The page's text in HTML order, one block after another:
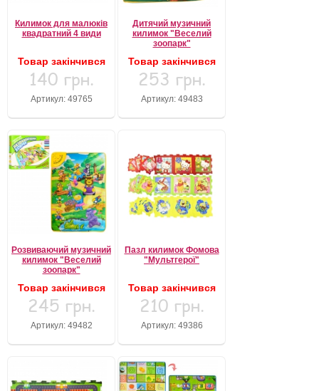
Килимок для малюків
квадратний 4 види
Товар закінчився
140 грн.
Артикул: 49765
Дитячий музичний
килимок "Веселий
зоопарк"
Товар закінчився
253 грн.
Артикул: 49483
Розвиваючий музичний
килимок "Веселий
зоопарк"
Товар закінчився
245 грн.
Артикул: 49482
Пазл килимок Фомова
"Мультгерої"
Товар закінчився
210 грн.
Артикул: 49386